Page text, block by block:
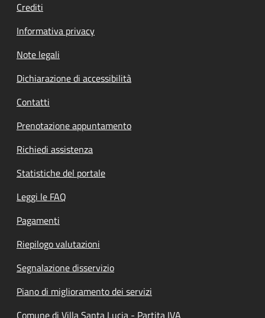
Crediti
Informativa privacy
Note legali
Dichiarazione di accessibilità
Contatti
Prenotazione appuntamento
Richiedi assistenza
Statistiche del portale
Leggi le FAQ
Pagamenti
Riepilogo valutazioni
Segnalazione disservizio
Piano di miglioramento dei servizi
Comune di Villa Santa Lucia - Partita IVA